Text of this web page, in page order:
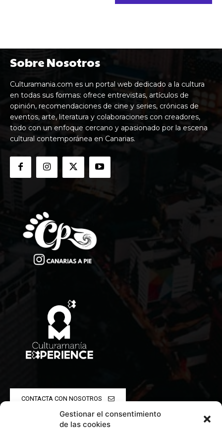
Gestionar el consentimiento
de las cookies
Sobre Nosotros
Culturamania.com es un portal web dedicado a la cultura
en todas sus formas: ofrece entrevistas, artículos de
opinión, recomendaciones de cine y series, crónicas de
eventos, arte, literatura y colaboraciones con creadores,
todo con un enfoque cercano y apasionado por la escena
cultural contemporánea en Canarias.
CONTACTA CON NOSOTROS
POLÍTICA DE PRIVACIDAD